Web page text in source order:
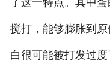
了这一特点。其中
搅打，能够膨胀到
白很可能被打发过